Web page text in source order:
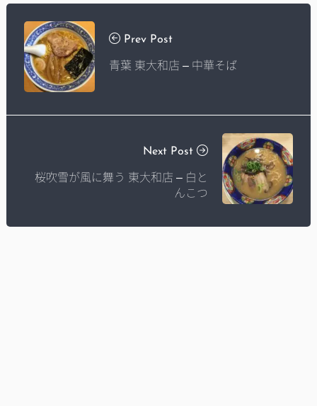
Prev Post
青葉 東大和店 – 中華そば
Next Post
桜吹雪が風に舞う 東大和店 – 白と
んこつ